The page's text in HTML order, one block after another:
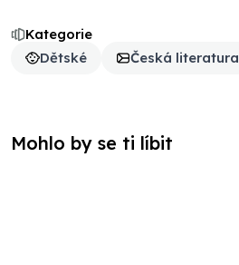
Kategorie
Dětské
Česká literatura
Mohlo by se ti líbit